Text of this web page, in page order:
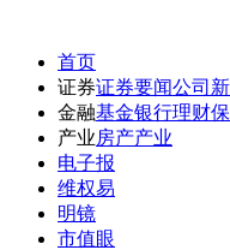
首页
证券证券要闻公司
金融基金银行理财
产业房产产业
电子报
维权易
明镜
市值眼